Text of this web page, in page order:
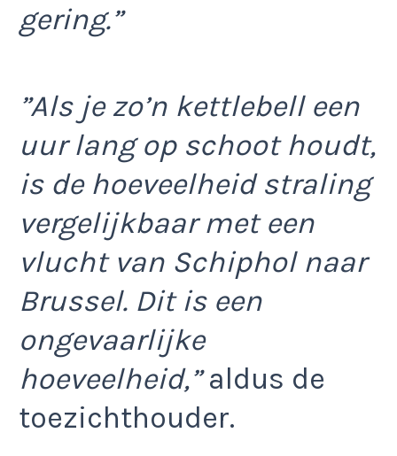
gering.”
”Als je zo’n kettlebell een
uur lang op schoot houdt,
is de hoeveelheid straling
vergelijkbaar met een
vlucht van Schiphol naar
Brussel. Dit is een
ongevaarlijke
hoeveelheid,”aldus de
toezichthouder.